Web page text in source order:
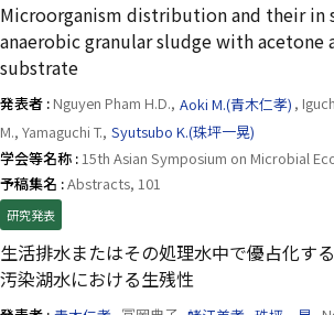
Microorganism distribution and their
anaerobic granular sludge with acetone
substrate
発表者 : Nguyen Pham H.D., Aoki M.(青木仁孝) ,
M., Yamaguchi T., Syutsubo K.(珠坪一晃)
学会等名称 :15th Asian Symposium on Microbial
予稿集名 :Abstracts, 101
研究発表
生活排水またはその処理水中で優占化す
汚染湖水における生残性